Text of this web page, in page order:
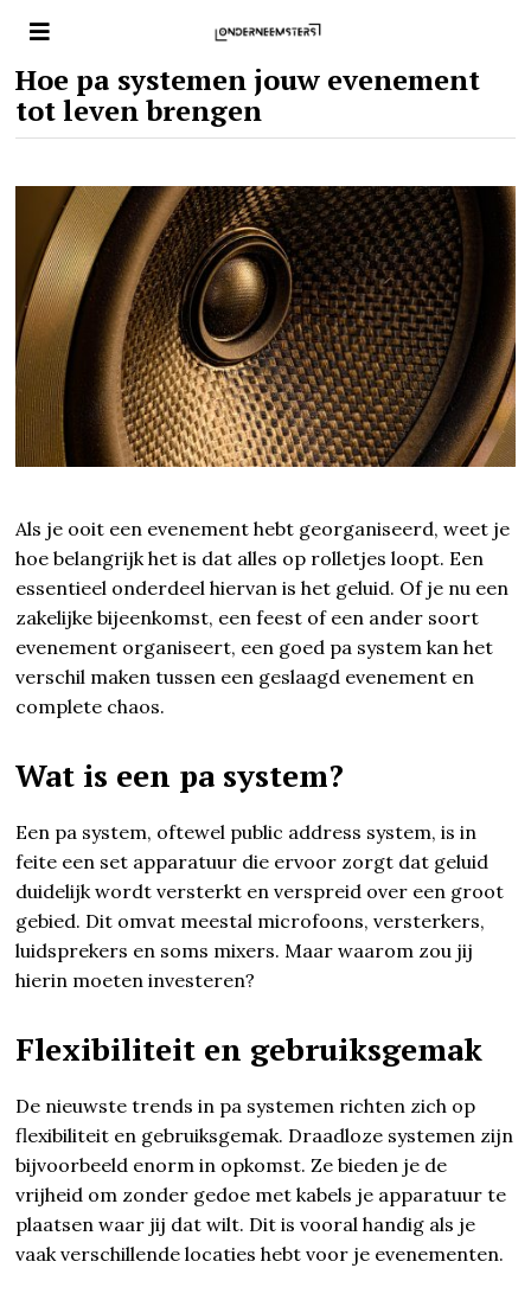
Hoe pa systemen jouw evenement
tot leven brengen
Als je ooit een evenement hebt georganiseerd, weet je
hoe belangrijk het is dat alles op rolletjes loopt. Een
essentieel onderdeel hiervan is het geluid. Of je nu een
zakelijke bijeenkomst, een feest of een ander soort
evenement organiseert, een goed pa system kan het
verschil maken tussen een geslaagd evenement en
complete chaos.
Wat is een pa system?
Een pa system, oftewel public address system, is in
feite een set apparatuur die ervoor zorgt dat geluid
duidelijk wordt versterkt en verspreid over een groot
gebied. Dit omvat meestal microfoons, versterkers,
luidsprekers en soms mixers. Maar waarom zou jij
hierin moeten investeren?
Flexibiliteit en gebruiksgemak
De nieuwste trends in pa systemen richten zich op
flexibiliteit en gebruiksgemak. Draadloze systemen zijn
bijvoorbeeld enorm in opkomst. Ze bieden je de
vrijheid om zonder gedoe met kabels je apparatuur te
plaatsen waar jij dat wilt. Dit is vooral handig als je
vaak verschillende locaties hebt voor je evenementen.